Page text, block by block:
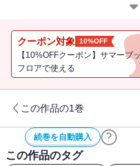
力を付けたろくろを審査する
クーポン対象 10%OFF
【10%OFFクーポン】サマーブ
フロアで使える
この作品の1巻
続巻を自動購入
この作品のタグ